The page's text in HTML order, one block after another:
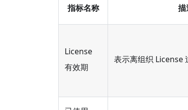
指标名称 描
License
有效期
表示离组织 License